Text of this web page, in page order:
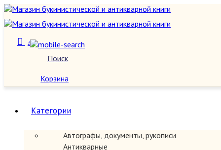
Поиск
1
Корзина
Категории
Автографы, документы, рукописи
Антикварные